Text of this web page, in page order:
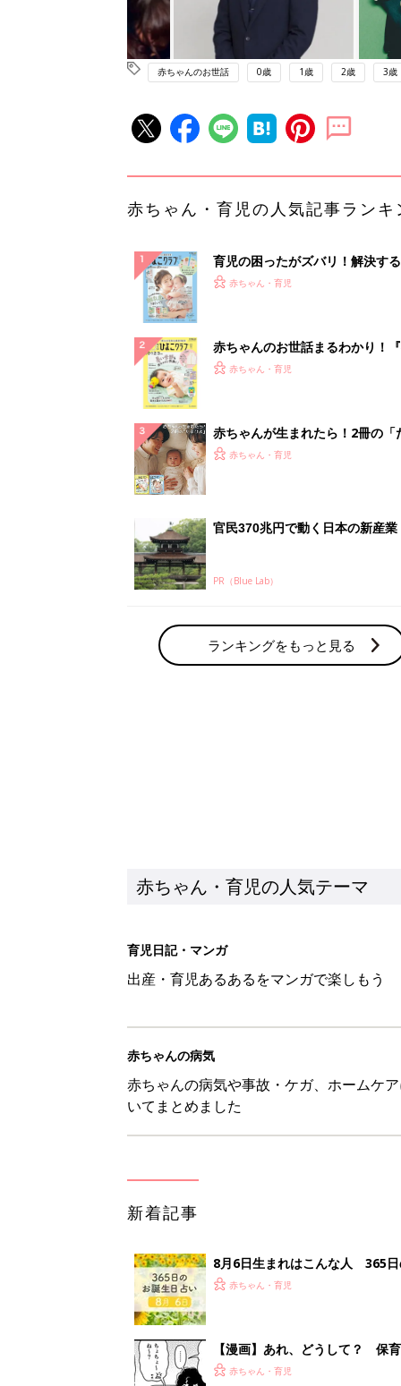
赤ちゃんのお世話 0歳 1歳 2歳 3歳
赤ちゃん・育児の人気記事ランキ
育児の困ったがズバリ！解決す
『ひよこクラブ 夏号』 4カ月
赤ちゃん・育児
赤ちゃんのお世話まるわかり！
てのひよこクラブ 夏号』〈巻頭
赤ちゃん・育児
赤ちゃんが生まれたら！2冊の「
ひよ」
赤ちゃん・育児
官民370兆円で動く日本の新産業
PR（Blue Lab）
ランキングをもっと見る
赤ちゃん・育児の人気テーマ
育児日記・マンガ
出産・育児あるあるをマンガで楽しもう
赤ちゃんの病気
赤ちゃんの病気や事故・ケガ、ホームケ
いてまとめました
新着記事
8月6日生まれはこんな人 365
赤ちゃん・育児
【漫画】あれ、どうして？ 保
がする……！『ふうふう子育て
赤ちゃん・育児